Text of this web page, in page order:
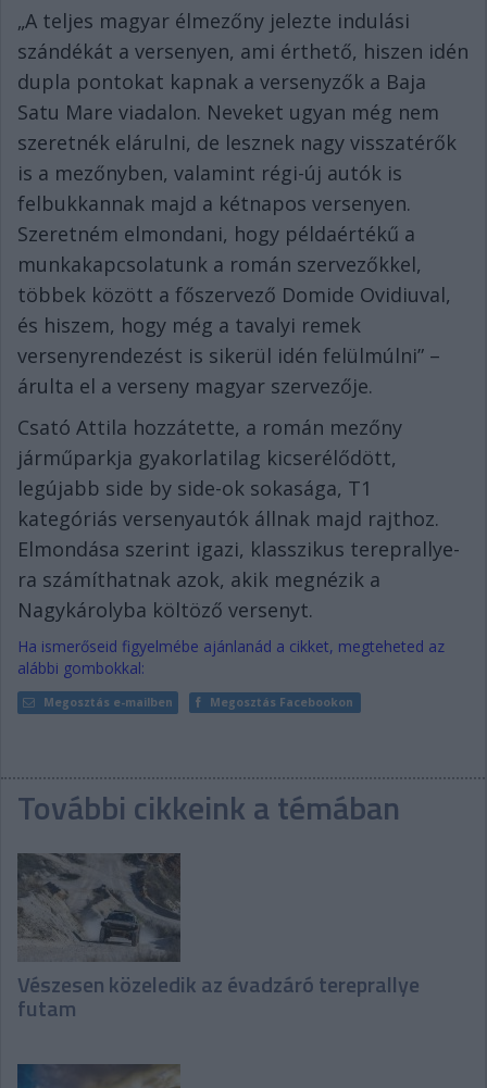
„A teljes magyar élmezőny jelezte indulási
szándékát a versenyen, ami érthető, hiszen idén
dupla pontokat kapnak a versenyzők a Baja
Satu Mare viadalon. Neveket ugyan még nem
szeretnék elárulni, de lesznek nagy visszatérők
is a mezőnyben, valamint régi-új autók is
felbukkannak majd a kétnapos versenyen.
Szeretném elmondani, hogy példaértékű a
munkakapcsolatunk a román szervezőkkel,
többek között a főszervező Domide Ovidiuval,
és hiszem, hogy még a tavalyi remek
versenyrendezést is sikerül idén felülmúlni” –
árulta el a verseny magyar szervezője.
Csató Attila hozzátette, a román mezőny
járműparkja gyakorlatilag kicserélődött,
legújabb side by side-ok sokasága, T1
kategóriás versenyautók állnak majd rajthoz.
Elmondása szerint igazi, klasszikus tereprallye-
ra számíthatnak azok, akik megnézik a
Nagykárolyba költöző versenyt.
Ha ismerőseid figyelmébe ajánlanád a cikket, megteheted az
alábbi gombokkal:
Megosztás e-mailben Megosztás Facebookon
További cikkeink a témában
Vészesen közeledik az évadzáró tereprallye
futam